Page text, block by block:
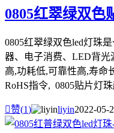
0805红翠绿双色
0805红翠绿双色led灯珠
器、电子消费、LED背
高,功耗低,可靠性高,寿命
RoHS指令, 0805贴片灯
赞(1) liyin2022-05-